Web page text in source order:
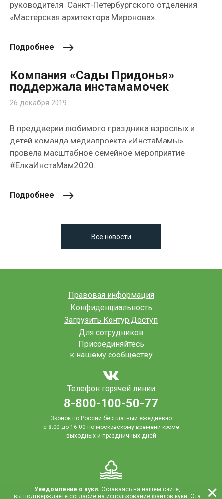
руководителя Санкт-Петербургского отделения
«Мастерская архитектора Миронова».
Подробнее
Компания «Сады Придонья»
поддержала инстамамочек
26 декабря 2019
В преддверии любимого праздника взрослых и
детей команда медиапроекта «ИнстаМамы»
провела масштабное семейное мероприятие
#ЕлкаИнстаМам2020.
Подробнее
Все новости
Правовая информация
Конфиденциальность
Загрузить Контур.Доступ
Для сотрудников
Присоединяйтесь
к нашему сообществу
Телефон горячей линии
8-800-100-50-77
Звонок по России бесплатный ежедневно
с 8:00 до 16:00 по московскому времени кроме
выходных и праздничных дней
Уведомление о куки. Оставаясь на нашем сайте,
вы подтверждаете согласие на использование файлов куки. Эта